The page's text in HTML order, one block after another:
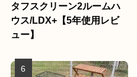
タフスクリーン2ルームハ
ウス/LDX+【5年使用レビ
ュー】